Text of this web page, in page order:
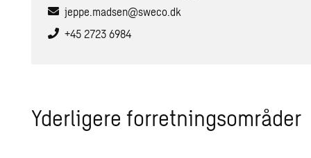
jeppe.madsen@sweco.dk
+45 2723 6984
Yder­li­ge­re for­ret­nings­om­rå­der